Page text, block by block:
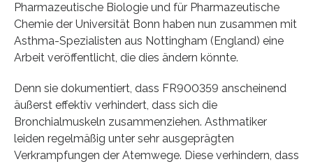
Pharmazeutische Biologie und für Pharmazeutische
Chemie der Universität Bonn haben nun zusammen mit
Asthma-Spezialisten aus Nottingham (England) eine
Arbeit veröffentlicht, die dies ändern könnte.
Denn sie dokumentiert, dass FR900359 anscheinend
äußerst effektiv verhindert, dass sich die
Bronchialmuskeln zusammenziehen. Asthmatiker
leiden regelmäßig unter sehr ausgeprägten
Verkrampfungen der Atemwege. Diese verhindern, dass